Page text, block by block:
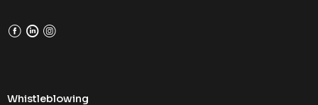
F L I
Whistleblowing